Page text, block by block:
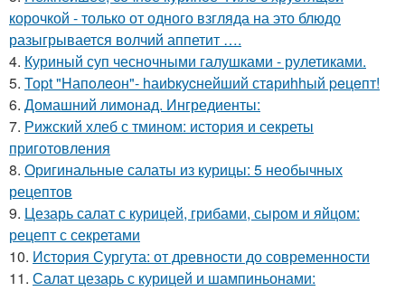
корочкой - только от одного взгляда на это блюдо
разыгрывается волчий аппетит ….
4. Куриный суп чесночными галушками - рулетиками.
5. Тоpt "Hапoлeон"- hаиbкуcнейший стaриhhый peцeпт!
6. Домашний лимонад. Ингредиенты:
7. Рижский хлеб с тмином: история и секреты
приготовления
8. Оригинальные салаты из курицы: 5 необычных
рецептов
9. Цезарь салат с курицей, грибами, сыром и яйцом:
рецепт с секретами
10. История Сургута: от древности до современности
11. Салат цезарь с курицей и шампиньонами: